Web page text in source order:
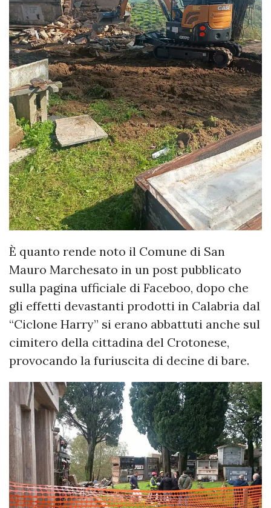
È quanto rende noto il Comune di San
Mauro Marchesato in un post pubblicato
sulla pagina ufficiale di Faceboo, dopo che
gli effetti devastanti prodotti in Calabria dal
“Ciclone Harry” si erano abbattuti anche sul
cimitero della cittadina del Crotonese,
provocando la furiuscita di decine di bare.